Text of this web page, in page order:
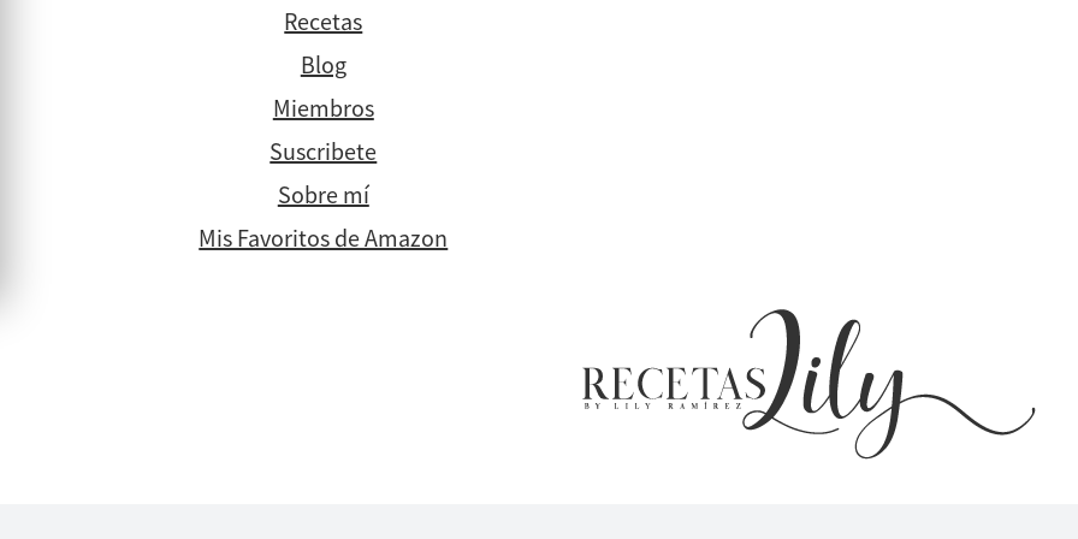
Recetas
Blog
Miembros
Suscribete
Sobre mí
Mis Favoritos de Amazon